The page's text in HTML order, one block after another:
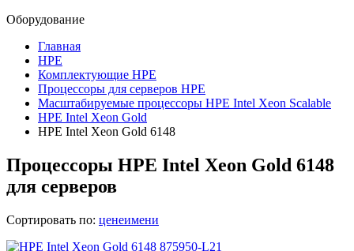
Оборудование
Главная
HPE
Комплектующие HPE
Процессоры для серверов HPE
Масштабируемые процессоры HPE Intel Xeon Scalable
HPE Intel Xeon Gold
HPE Intel Xeon Gold 6148
Процессоры HPE Intel Xeon Gold 6148
для серверов
Сортировать по: ценеимени